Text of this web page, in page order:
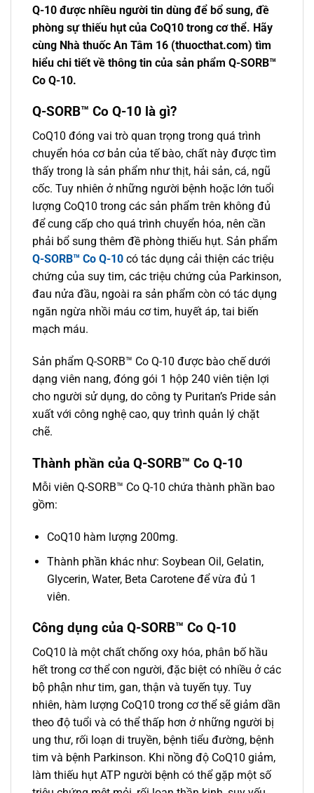
Q-10 được nhiều người tin dùng để bổ sung, đề
phòng sự thiếu hụt của CoQ10 trong cơ thể. Hãy
cùng Nhà thuốc An Tâm 16 (thuocthat.com) tìm
hiểu chi tiết về thông tin của sản phẩm Q-SORB™
Co Q-10.
Q-SORB™ Co Q-10 là gì?
CoQ10 đóng vai trò quan trọng trong quá trình
chuyển hóa cơ bản của tế bào, chất này được tìm
thấy trong là sản phẩm như thịt, hải sản, cá, ngũ
cốc. Tuy nhiên ở những người bệnh hoặc lớn tuổi
lượng CoQ10 trong các sản phẩm trên không đủ
để cung cấp cho quá trình chuyển hóa, nên cần
phải bổ sung thêm đề phòng thiếu hụt. Sản phẩm
Q-SORB™ Co Q-10 có tác dụng cải thiện các triệu
chứng của suy tim, các triệu chứng của Parkinson,
đau nửa đầu, ngoài ra sản phẩm còn có tác dụng
ngăn ngừa nhồi máu cơ tim, huyết áp, tai biến
mạch máu.
Sản phẩm Q-SORB™ Co Q-10 được bào chế dưới
dạng viên nang, đóng gói 1 hộp 240 viên tiện lợi
cho người sử dụng, do công ty Puritan’s Pride sản
xuất với công nghệ cao, quy trình quản lý chặt
chẽ.
Thành phần của Q-SORB™ Co Q-10
Mỗi viên Q-SORB™ Co Q-10 chứa thành phần bao
gồm:
CoQ10 hàm lượng 200mg.
Thành phần khác như: Soybean Oil, Gelatin,
Glycerin, Water, Beta Carotene để vừa đủ 1
viên.
Công dụng của Q-SORB™ Co Q-10
CoQ10 là một chất chống oxy hóa, phân bố hầu
hết trong cơ thể con người, đặc biệt có nhiều ở các
bộ phận như tim, gan, thận và tuyến tụy. Tuy
nhiên, hàm lượng CoQ10 trong cơ thể sẽ giảm dần
theo độ tuổi và có thể thấp hơn ở những người bị
ung thư, rối loạn di truyền, bệnh tiểu đường, bệnh
tim và bệnh Parkinson. Khi nồng độ CoQ10 giảm,
làm thiếu hụt ATP người bệnh có thể gặp một số